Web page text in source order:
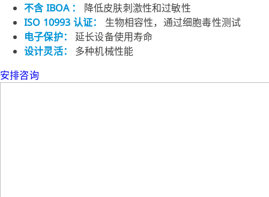
不含 IBOA ： 降低皮肤刺激性和过敏性
ISO 10993 认证： 生物相容性，通过细胞毒性测试
电子保护：延长设备使用寿命
设计灵活： 多种机械性能
安排咨询